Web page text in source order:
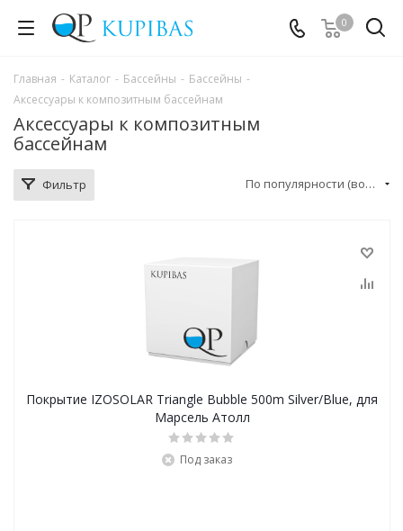
0
Главная - Каталог - Бассейны - Бассейны -
Аксессуары к композитным бассейнам
Аксессуары к композитным
бассейнам
Фильтр По популярности (возрастание)
Покрытие IZOSOLAR Triangle Bubble 500m Silver/Blue, для
Марсель Атолл
Под заказ